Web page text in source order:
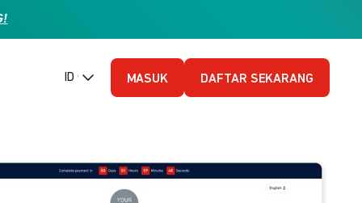
ID (Bahasa Indonesia)
MASUK DAFTAR SEKARANG